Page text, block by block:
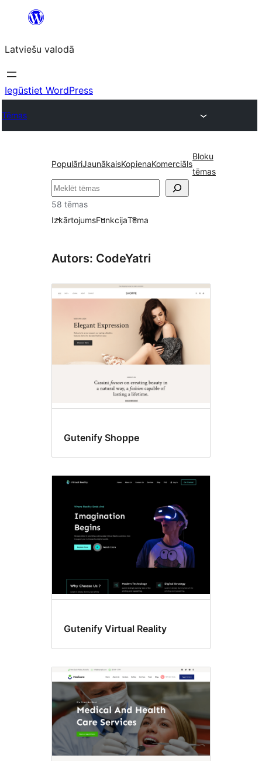
Pāriet
saturu
Latviešu valodā
Iegūstiet WordPress
Tēmas
PopulāriJaunākaisKopienaKomerciāls
Bloku
tēmas
Meklēt
58 tēmas
IzkārtojumsFunkcijaTēma
Autors: CodeYatri
Gutenify Shoppe
Gutenify Virtual Reality